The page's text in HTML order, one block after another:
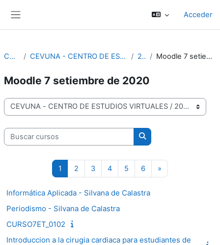
Acceder
Cursos CEVUNA - CENTRO DE ESTUDIOS VIRTUALES 2020 Moodle 7 setiembre de 2020
Moodle 7 setiembre de 2020
Categorías
Buscar cursos
Buscar cursos
1 Página 1
2 Página 2
3Página 3
4Página 4
5 Página 5
6Página 6
»
Informática Aplicada - Silvana de Calastra
Periodismo - Silvana de Calastra
CURSO7ET_0102
Introduccion a la cirugia cardiaca para estudiantes de